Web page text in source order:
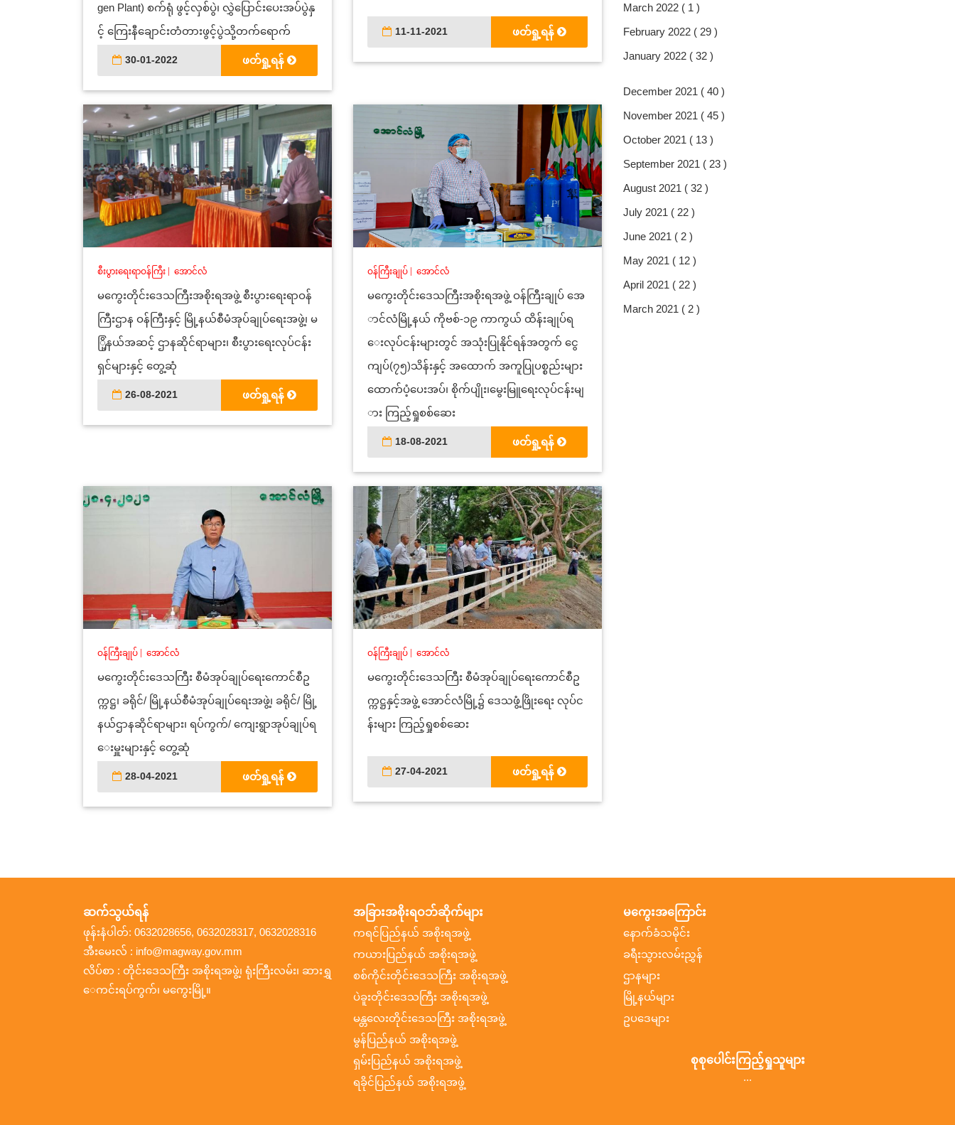
gen Plant) စက်ရုံ ဖွင့်လှစ်ပွဲ၊ လွှဲပြောင်းပေးအပ်ပွဲနှ
င့် ကြေးနီချောင်းတံတားဖွင့်ပွဲသို့တက်ရောက်
30-01-2022 ဖတ်ရှု့ရန်
11-11-2021 ဖတ်ရှု့ရန်
စီးပွားရေးရာဝန်ကြီး အောင်လံ
မကွေးတိုင်းဒေသကြီးအစိုးရအဖွဲ့ စီးပွားရေးရာဝန်
ကြီးဌာန ဝန်ကြီးနှင့် မြို့နယ်စီမံအုပ်ချုပ်ရေးအဖွဲ့၊ မ
ြို့နယ်အဆင့် ဌာနဆိုင်ရာများ၊ စီးပွားရေးလုပ်ငန်း
ရှင်များနှင့် တွေ့ဆုံ
26-08-2021 ဖတ်ရှု့ရန်
ဝန်ကြီးချုပ် အောင်လံ
မကွေးတိုင်းဒေသကြီးအစိုးရအဖွဲ့ ဝန်ကြီးချုပ် အေ
ာင်လံမြို့နယ် ကိုဗစ်-၁၉ ကာကွယ် ထိန်းချုပ်ရ
ေးလုပ်ငန်းများတွင် အသုံးပြုနိုင်ရန်အတွက် ငွေ
ကျပ်(၇၅)သိန်းနှင့် အထောက် အကူပြုပစ္စည်းများ
ထောက်ပံ့ပေးအပ်၊ စိုက်ပျိုး၊မွေးမြူရေးလုပ်ငန်းမျ
ား ကြည့်ရှုစစ်ဆေး
18-08-2021 ဖတ်ရှု့ရန်
ဝန်ကြီးချုပ် အောင်လံ
မကွေးတိုင်းဒေသကြီး စီမံအုပ်ချုပ်ရေးကောင်စီဥ
က္ကဋ္ဌ၊ ခရိုင်/ မြို့နယ်စီမံအုပ်ချုပ်ရေးအဖွဲ့၊ ခရိုင်/ မြို့
နယ်ဌာနဆိုင်ရာများ၊ ရပ်ကွက်/ ကျေးရွာအုပ်ချုပ်ရ
ေးမှူးများနှင့် တွေ့ဆုံ
28-04-2021 ဖတ်ရှု့ရန်
ဝန်ကြီးချုပ် အောင်လံ
မကွေးတိုင်းဒေသကြီး စီမံအုပ်ချုပ်ရေးကောင်စီဥ
က္ကဋ္ဌနှင့်အဖွဲ့ အောင်လံမြို့၌ ဒေသဖွံ့ဖြိုးရေး လုပ်င
န်းများ ကြည့်ရှုစစ်ဆေး
27-04-2021 ဖတ်ရှု့ရန်
March 2022 ( 1 )
February 2022 ( 29 )
January 2022 ( 32 )
December 2021 ( 40 )
November 2021 ( 45 )
October 2021 ( 13 )
September 2021 ( 23 )
August 2021 ( 32 )
July 2021 ( 22 )
June 2021 ( 2 )
May 2021 ( 12 )
April 2021 ( 22 )
March 2021 ( 2 )
ဆက်သွယ်ရန်
ဖုန်းနံပါတ်: 0632028656, 0632028317, 0632028316
အီးမေးလ် : info@magway.gov.mm
လိပ်စာ : တိုင်းဒေသကြီး အစိုးရအဖွဲ့၊ ရုံးကြီးလမ်း၊ ဆားရွှ
ေကင်းရပ်ကွက်၊ မကွေးမြို့။
အခြားအစိုးရဝဘ်ဆိုက်များ
ကရင်ပြည်နယ် အစိုးရအဖွဲ့
ကယားပြည်နယ် အစိုးရအဖွဲ့
စစ်ကိုင်းတိုင်းဒေသကြီး အစိုးရအဖွဲ့
ပဲခူးတိုင်းဒေသကြီး အစိုးရအဖွဲ့
မန္တလေးတိုင်းဒေသကြီး အစိုးရအဖွဲ့
မွန်ပြည်နယ် အစိုးရအဖွဲ့
ရှမ်းပြည်နယ် အစိုးရအဖွဲ့
ရခိုင်ပြည်နယ် အစိုးရအဖွဲ့
မကွေးအကြောင်း
နောက်ခံသမိုင်း
ခရီးသွားလမ်းညွှန်
ဌာနများ
မြို့နယ်များ
ဥပဒေများ
စုစုပေါင်းကြည့်ရှုသူများ
...